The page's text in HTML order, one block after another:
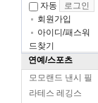
자동
회원가입
아이디/패스워
드찾기
연예/스포츠
모모랜드 낸시 필
라테스 레깅스